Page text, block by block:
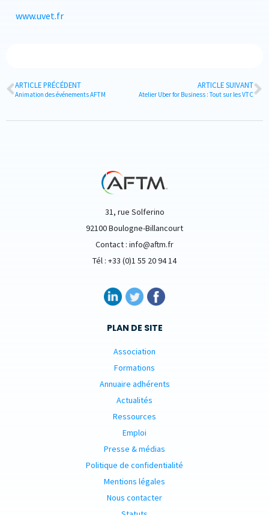
www.uvet.fr
ARTICLE PRÉCÉDENT
Animation des événements AFTM
ARTICLE SUIVANT
Atelier Uber for Business : Tout sur les VTC
31, rue Solferino
92100 Boulogne-Billancourt
Contact : info@aftm.fr
Tél : +33 (0)1 55 20 94 14
PLAN DE SITE
Association
Formations
Annuaire adhérents
Actualités
Ressources
Emploi
Presse & médias
Politique de confidentialité
Mentions légales
Nous contacter